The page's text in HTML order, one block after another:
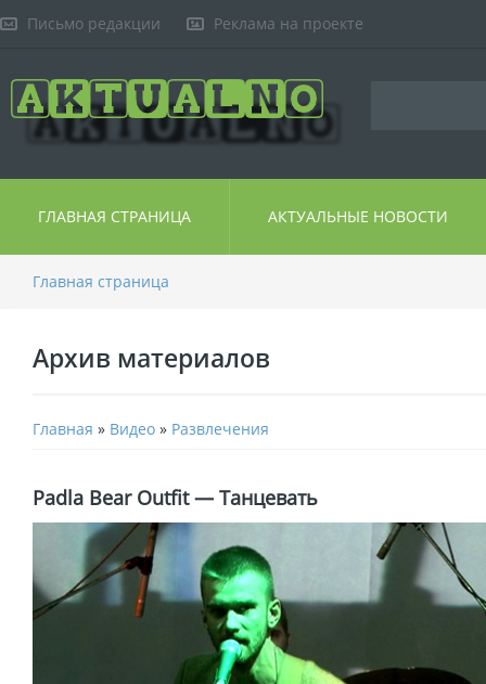
Письмо редакции Реклама на проекте
ГЛАВНАЯ СТРАНИЦА АКТУАЛЬНЫЕ НОВОСТИ
Главная страница
Архив материалов
Главная » Видео » Развлечения
Padla Bear Outfit — Танцевать